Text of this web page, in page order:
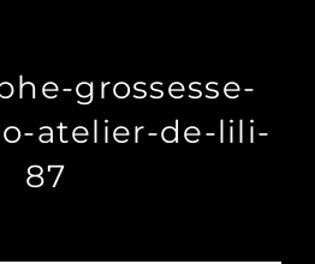
grossesse-
atelier-de-lili-
87